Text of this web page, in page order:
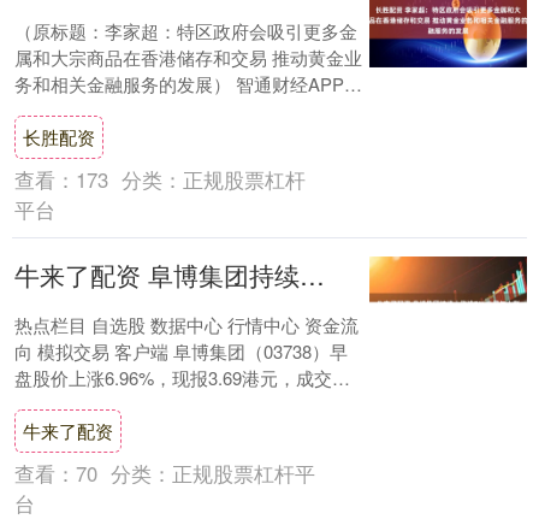
（原标题：李家超：特区政府会吸引更多金
属和大宗商品在香港储存和交易 推动黄金业
务和相关金融服务的发展） 智通财经APP获
悉，7月18日，香港特区政府行政长官李
家....
长胜配资
查看： 173 分类： 正规股票杠杆
平台
牛来了配资 阜博集团持续上涨逾7% 公司与上影签署战略合作协议
热点栏目 自选股 数据中心 行情中心 资金流
向 模拟交易 客户端 阜博集团（03738）早
盘股价上涨6.96%，现报3.69港元，成交额
1.43亿港元。 阜博集....
牛来了配资
查看： 70 分类： 正规股票杠杆平
台